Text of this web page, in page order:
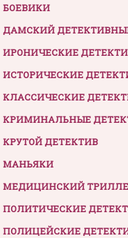
БОЕВИКИ
ДАМСКИЙ
ИРОНИЧЕСКИЕ
ИСТОРИЧЕСКИЕ
КЛАССИЧЕСКИЕ
КРИМИНАЛЬНЫЕ
КРУТОЙ ДЕТЕКТИВ
МАНЬЯКИ
МЕДИЦИНСКИЙ
ПОЛИТИЧЕСКИЕ
ПОЛИЦЕЙСКИЕ